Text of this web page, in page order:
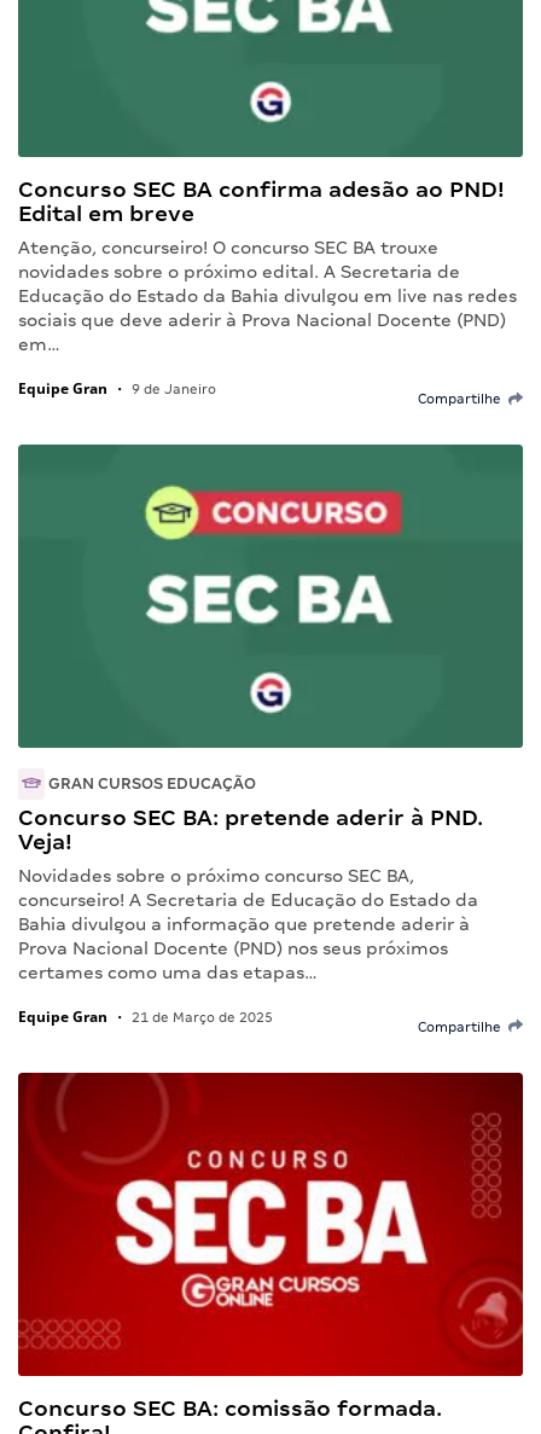
Concurso SEC BA confirma adesão ao PND!
Edital em breve
Atenção, concurseiro! O concurso SEC BA trouxe
novidades sobre o próximo edital. A Secretaria de
Educação do Estado da Bahia divulgou em live nas redes
sociais que deve aderir à Prova Nacional Docente (PND)
em…
Equipe Gran • 9 de Janeiro
Compartilhe
GRAN CURSOS EDUCAÇÃO
Concurso SEC BA: pretende aderir à PND.
Veja!
Novidades sobre o próximo concurso SEC BA,
concurseiro! A Secretaria de Educação do Estado da
Bahia divulgou a informação que pretende aderir à
Prova Nacional Docente (PND) nos seus próximos
certames como uma das etapas…
Equipe Gran • 21 de Março de 2025
Compartilhe
Concurso SEC BA: comissão formada.